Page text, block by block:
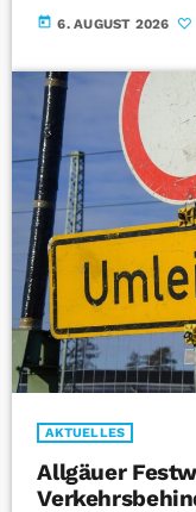
today 6. AUGUST 2026
AKTUELLES
Allgäuer